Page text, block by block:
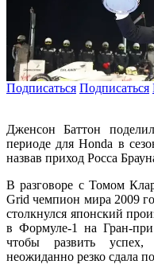
Подписаться Подписаться
Дженсон Баттон
периоде для Honda в
назвав приход Росса
В разговоре с Томом
Grid чемпион мира 2009
столкнулся японский
в Формуле-1 на Гран-
чтобы развить
неожиданно резко сдала